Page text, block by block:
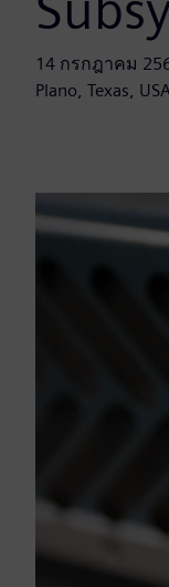
14 กรกฎาคม
Plano, Texas,